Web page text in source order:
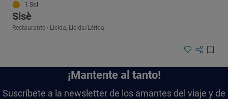
1 Sol
Sisè
Restaurante · Lleida, Lleida/Lérida
¡Mantente al tanto!
Suscríbete a la newsletter de los amantes del viaje y de